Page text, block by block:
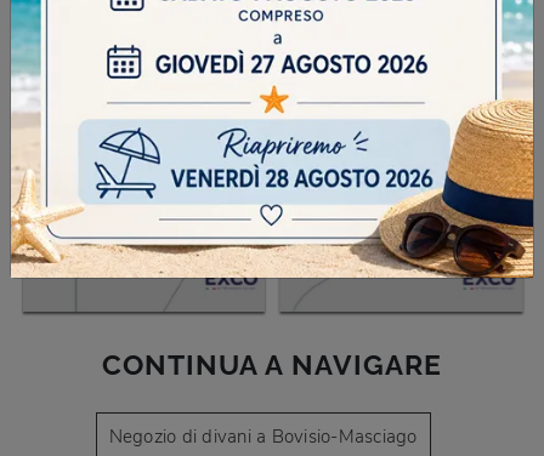
CONTINUA A NAVIGARE
Negozio di divani a Bovisio-Masciago